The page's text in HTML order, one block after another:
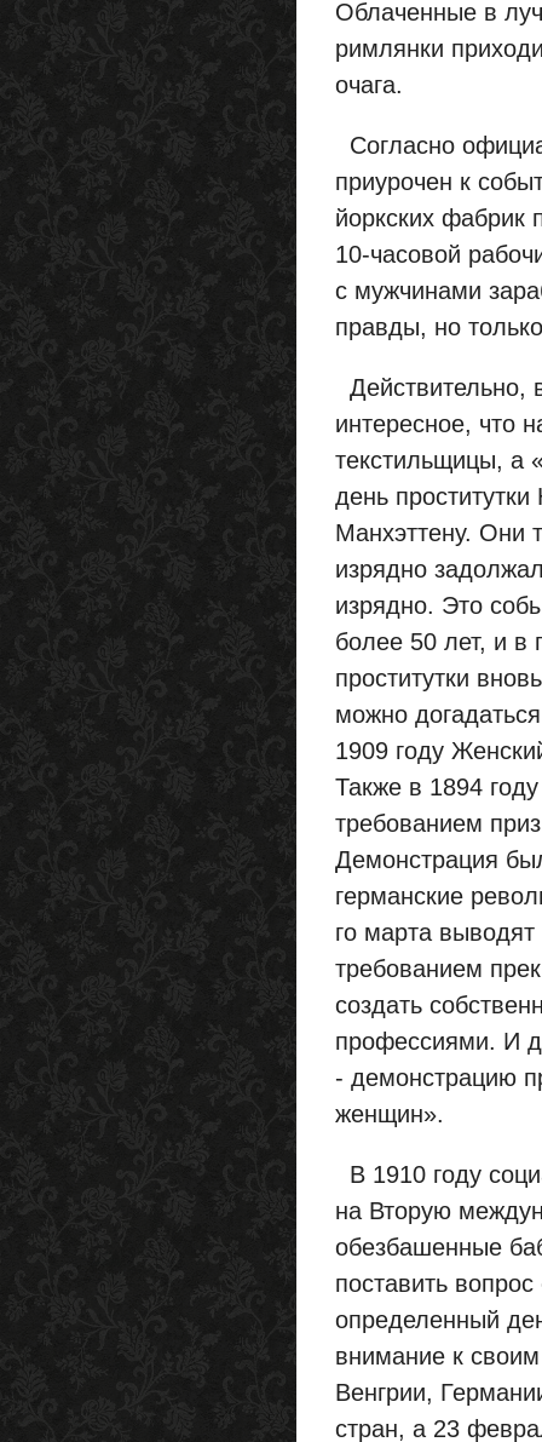
Облаченные в
римлянки
очага.
Согласно
приурочен к
йоркских
10-часовой
с мужчинами
правды, но
Действительно,
интересное, что
текстильщицы, а
день
Манхэттену. Они
изрядно
изрядно. Это
более 50 лет, и в
проститутки
можно
1909 году
Также в 1894
требованием
Демонстрация
германские
го марта
требованием
создать
профессиями. И
- демонстрацию
женщин».
В 1910 году
на Вторую
обезбашенные
поставить
определенный
внимание к
Венгрии,
стран, а 23